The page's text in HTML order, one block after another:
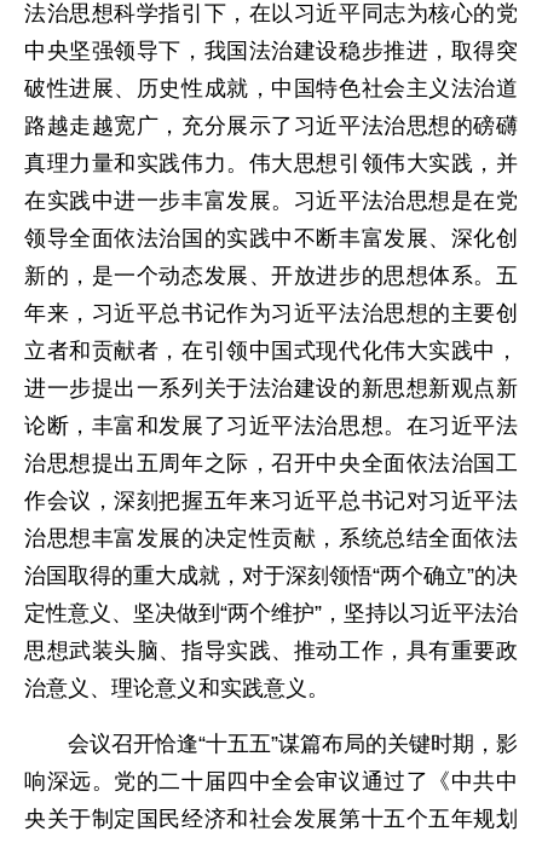
法治思想科学指引下，在以习近平同志为核心的党
中央坚强领导下，我国法治建设稳步推进，取得突
破性进展、历史性成就，中国特色社会主义法治道
路越走越宽广，充分展示了习近平法治思想的磅礴
真理力量和实践伟力。伟大思想引领伟大实践，并
在实践中进一步丰富发展。习近平法治思想是在党
领导全面依法治国的实践中不断丰富发展、深化创
新的，是一个动态发展、开放进步的思想体系。五
年来，习近平总书记作为习近平法治思想的主要创
立者和贡献者，在引领中国式现代化伟大实践中，
进一步提出一系列关于法治建设的新思想新观点新
论断，丰富和发展了习近平法治思想。在习近平法
治思想提出五周年之际，召开中央全面依法治国工
作会议，深刻把握五年来习近平总书记对习近平法
治思想丰富发展的决定性贡献，系统总结全面依法
治国取得的重大成就，对于深刻领悟“两个确立”的决
定性意义、坚决做到“两个维护”，坚持以习近平法治
思想武装头脑、指导实践、推动工作，具有重要政
治意义、理论意义和实践意义。
会议召开恰逢“十五五”谋篇布局的关键时期，影
响深远。党的二十届四中全会审议通过了《中共中
央关于制定国民经济和社会发展第十五个五年规划